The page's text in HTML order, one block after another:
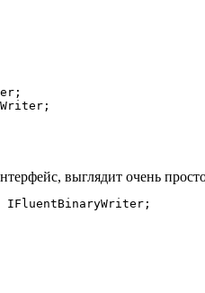
выглядит очень
IFluentBinaryWriter;